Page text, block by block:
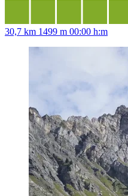
30,7 km 1499 m 00:00 h:m